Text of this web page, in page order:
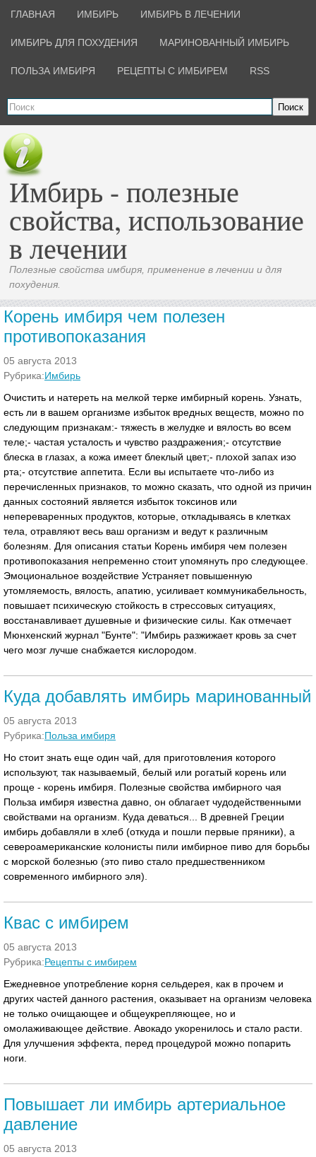
ГЛАВНАЯ ИМБИРЬ ИМБИРЬ В ЛЕЧЕНИИ
ИМБИРЬ ДЛЯ ПОХУДЕНИЯ МАРИНОВАННЫЙ ИМБИРЬ
ПОЛЬЗА ИМБИРЯ РЕЦЕПТЫ С ИМБИРЕМ RSS
Поиск
Имбирь - полезные
свойства, использование
в лечении
Полезные свойства имбиря, применение в лечении и для
похудения.
Корень имбиря чем полезен
противопоказания
05 августа 2013
Рубрика:Имбирь
Очистить и натереть на мелкой терке имбирный корень. Узнать,
есть ли в вашем организме избыток вредных веществ, можно по
следующим признакам:- тяжесть в желудке и вялость во всем
теле;- частая усталость и чувство раздражения;- отсутствие
блеска в глазах, а кожа имеет блеклый цвет;- плохой запах изо
рта;- отсутствие аппетита. Если вы испытаете что-либо из
перечисленных признаков, то можно сказать, что одной из причин
данных состояний является избыток токсинов или
непереваренных продуктов, которые, откладываясь в клетках
тела, отравляют весь ваш организм и ведут к различным
болезням. Для описания статьи Корень имбиря чем полезен
противопоказания непременно стоит упомянуть про следующее.
Эмоциональное воздействие Устраняет повышенную
утомляемость, вялость, апатию, усиливает коммуникабельность,
повышает психическую стойкость в стрессовых ситуациях,
восстанавливает душевные и физические силы. Как отмечает
Мюнхенский журнал "Бунте": "Имбирь разжижает кровь за счет
чего мозг лучше снабжается кислородом.
Куда добавлять имбирь маринованный
05 августа 2013
Рубрика:Польза имбиря
Но стоит знать еще один чай, для приготовления которого
используют, так называемый, белый или рогатый корень или
проще - корень имбиря. Полезные свойства имбирного чая
Польза имбиря известна давно, он облагает чудодейственными
свойствами на организм. Куда деваться... В древней Греции
имбирь добавляли в хлеб (откуда и пошли первые пряники), а
североамериканские колонисты пили имбирное пиво для борьбы
с морской болезнью (это пиво стало предшественником
современного имбирного эля).
Квас с имбирем
05 августа 2013
Рубрика:Рецепты с имбирем
Ежедневное употребление корня сельдерея, как в прочем и
других частей данного растения, оказывает на организм человека
не только очищающее и общеукрепляющее, но и
омолаживающее действие. Авокадо укоренилось и стало расти.
Для улучшения эффекта, перед процедурой можно попарить
ноги.
Повышает ли имбирь артериальное
давление
05 августа 2013